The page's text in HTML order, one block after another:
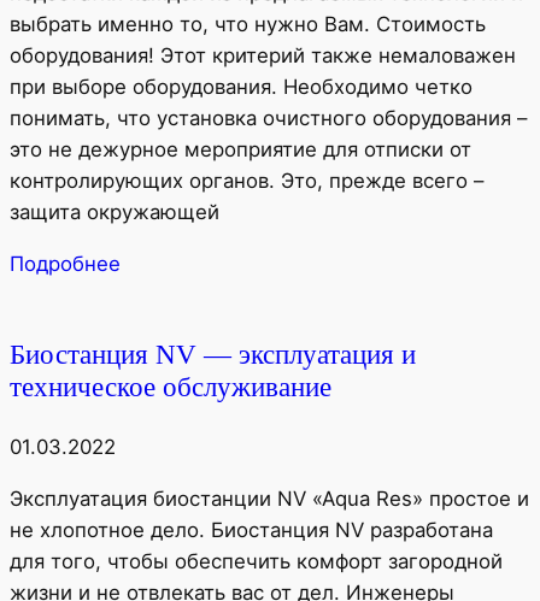
выбрать именно то, что нужно Вам. Стоимость
оборудования! Этот критерий также немаловажен
при выборе оборудования. Необходимо четко
понимать, что установка очистного оборудования –
это не дежурное мероприятие для отписки от
контролирующих органов. Это, прежде всего –
защита окружающей
Подробнее
Биостанция NV — эксплуатация и
техническое обслуживание
01.03.2022
Эксплуатация биостанции NV «Aqua Res» простое и
не хлопотное дело. Биостанция NV разработана
для того, чтобы обеспечить комфорт загородной
жизни и не отвлекать вас от дел. Инженеры